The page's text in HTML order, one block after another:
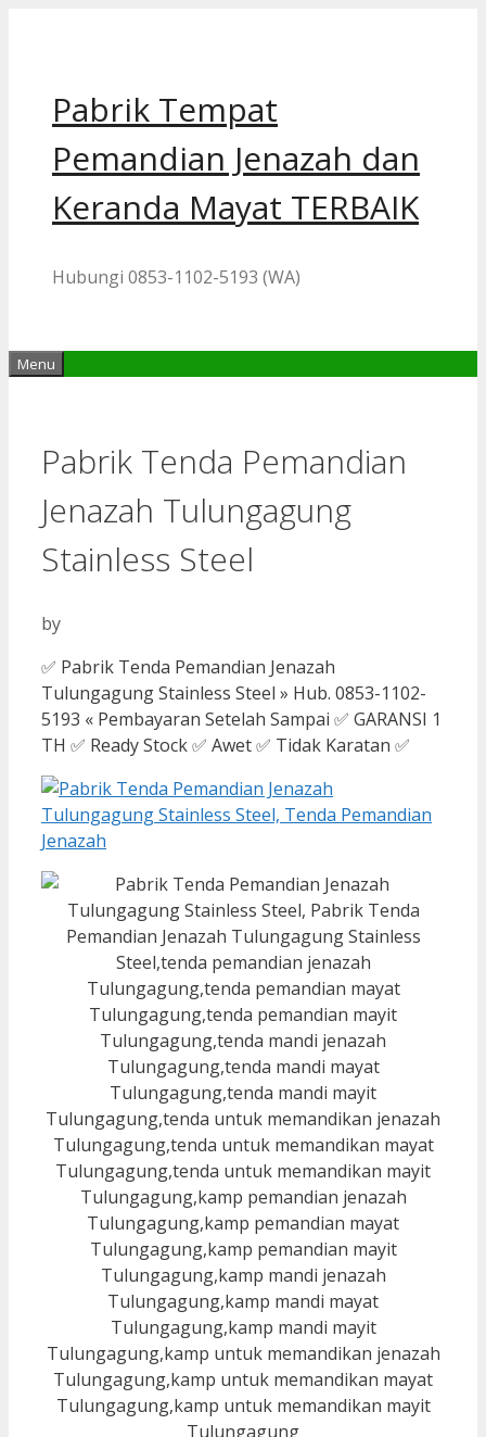
Pabrik Tempat
Pemandian Jenazah dan
Keranda Mayat TERBAIK
Hubungi 0853-1102-5193 (WA)
Menu
Pabrik Tenda Pemandian
Jenazah Tulungagung
Stainless Steel
by
✅ Pabrik Tenda Pemandian Jenazah
Tulungagung Stainless Steel » Hub. 0853-1102-
5193 « Pembayaran Setelah Sampai ✅ GARANSI 1
TH ✅ Ready Stock ✅ Awet ✅ Tidak Karatan ✅